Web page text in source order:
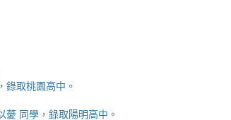
取桃園高中。
同學，錄取陽明高中。